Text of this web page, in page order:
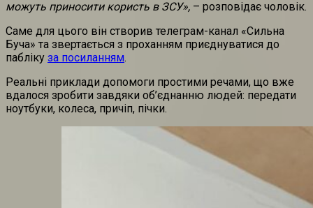
можуть приносити користь в ЗСУ», – розповідає чоловік.
Саме для цього він створив телеграм-канал «Сильна
Буча» та звертається з проханням приєднуватися до
пабліку за посиланням.
Реальні приклади допомоги простими речами, що вже
вдалося зробити завдяки об’єднанню людей: передати
ноутбуки, колеса, причіп, пічки.